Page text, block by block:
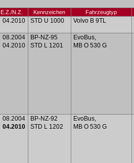
E.Z./N.Z. Kennzeichen Fahrzeugtyp
04.2010 STD U 1000 Volvo B 9TL
08.2004
04.2010
BP-NZ-95
STD L 1201
EvoBus,
MB O 530 G
08.2004
04.2010
BP-NZ-92
STD L 1202
EvoBus,
MB O 530 G